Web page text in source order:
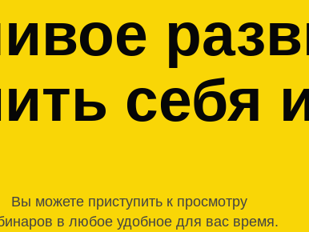
себя
Вы можете приступить к просмотру
в любое удобное для вас время.